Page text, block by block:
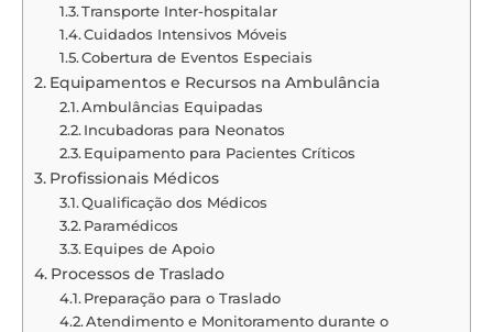
Transporte Inter-hospitalar
Cuidados Intensivos Móveis
Cobertura de Eventos Especiais
Equipamentos e Recursos na Ambulância
Ambulâncias Equipadas
Incubadoras para Neonatos
Equipamento para Pacientes Críticos
Profissionais Médicos
Qualificação dos Médicos
Paramédicos
Equipes de Apoio
Processos de Traslado
Preparação para o Traslado
Atendimento e Monitoramento durante o